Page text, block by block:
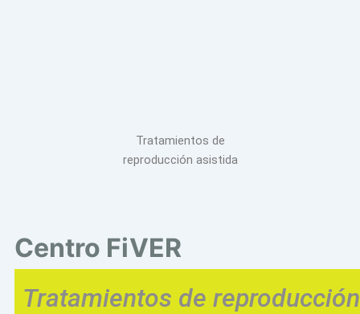
Tratamientos de
reproducción asistida
Centro FiVER
Tratamientos de reproducción